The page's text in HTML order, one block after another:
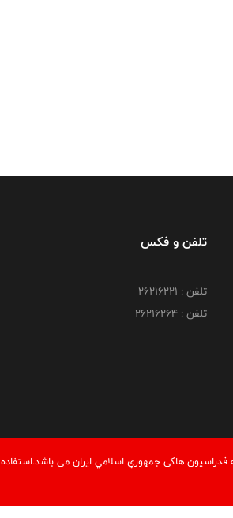
تلفن و فکس
تلفن : 26216221
تلفن : 26216264
هاکی جمهوري اسلامي ايران می باشد.استفاده